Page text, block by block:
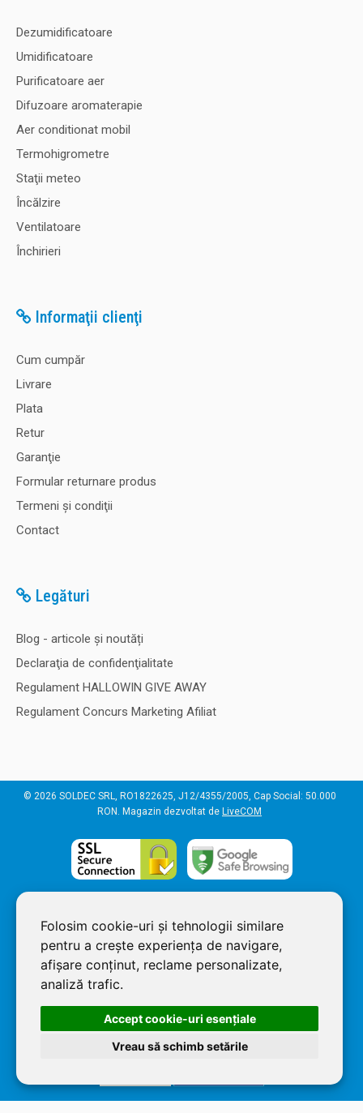
Folosim cookie-uri și tehnologii similare
pentru a crește experiența de navigare,
afișare conținut, reclame personalizate,
analiză trafic.
Accept cookie-uri esenţiale
Vreau să schimb setările
Dezumidificatoare
Umidificatoare
Purificatoare aer
Difuzoare aromaterapie
Aer conditionat mobil
Termohigrometre
Staţii meteo
Încălzire
Ventilatoare
Închirieri
Informaţii clienţi
Cum cumpăr
Livrare
Plata
Retur
Garanţie
Formular returnare produs
Termeni şi condiţii
Contact
Legături
Blog - articole și noutăți
Declaraţia de confidenţialitate
Regulament HALLOWIN GIVE AWAY
Regulament Concurs Marketing Afiliat
© 2026 SOLDEC SRL, RO1822625, J12/4355/2005, Cap Social: 50.000
RON. Magazin dezvoltat de LiveCOM